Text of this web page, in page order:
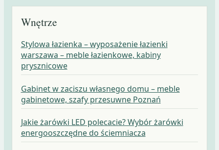
Wnętrze
Stylowa łazienka – wyposażenie łazienki
warszawa – meble łazienkowe, kabiny
prysznicowe
Gabinet w zaciszu własnego domu – meble
gabinetowe, szafy przesuwne Poznań
Jakie żarówki LED polecacie? Wybór żarówki
energooszczędne do ściemniacza